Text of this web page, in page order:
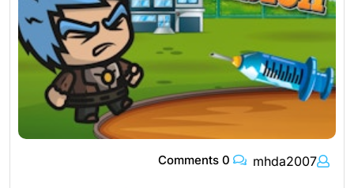
mhda2007